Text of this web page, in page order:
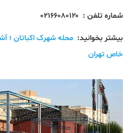
شماره تلفن : ۰۲۱۶۶۰۸۰۱۲۰
بیشتر بخوانید: محله شهرک اکباتان ؛
خاص تهران